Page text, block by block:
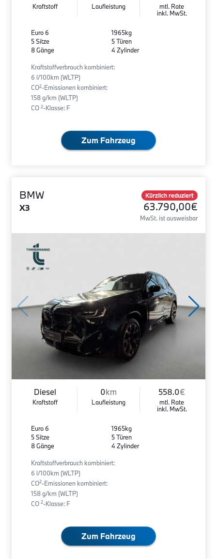
Kraftstoff Laufleistung
mtl. Rate
inkl. MwSt.
Euro 6
5 Sitze
8 Gänge
1965kg
5 Türen
4 Zylinder
Kraftstoffverbrauch kombiniert:
6 l/100km (WLTP)
CO2-Emissionen kombiniert:
158 g/km (WLTP)
CO 2-Klasse: F
Zum Fahrzeug
BMW
X3
Kürzlich reduziert
63.790,00€
MwSt. ist ausweisbar
Diesel
Kraftstoff
0km
Laufleistung
558.0€
mtl. Rate
inkl. MwSt.
Euro 6
5 Sitze
8 Gänge
1965kg
5 Türen
4 Zylinder
Kraftstoffverbrauch kombiniert:
6 l/100km (WLTP)
CO2-Emissionen kombiniert:
158 g/km (WLTP)
CO 2-Klasse: F
Zum Fahrzeug